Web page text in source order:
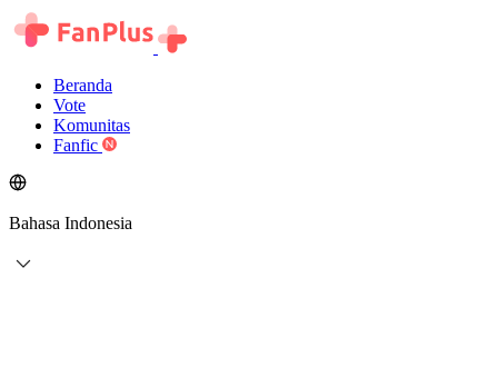
Beranda
Vote
Komunitas
Fanfic
Bahasa Indonesia